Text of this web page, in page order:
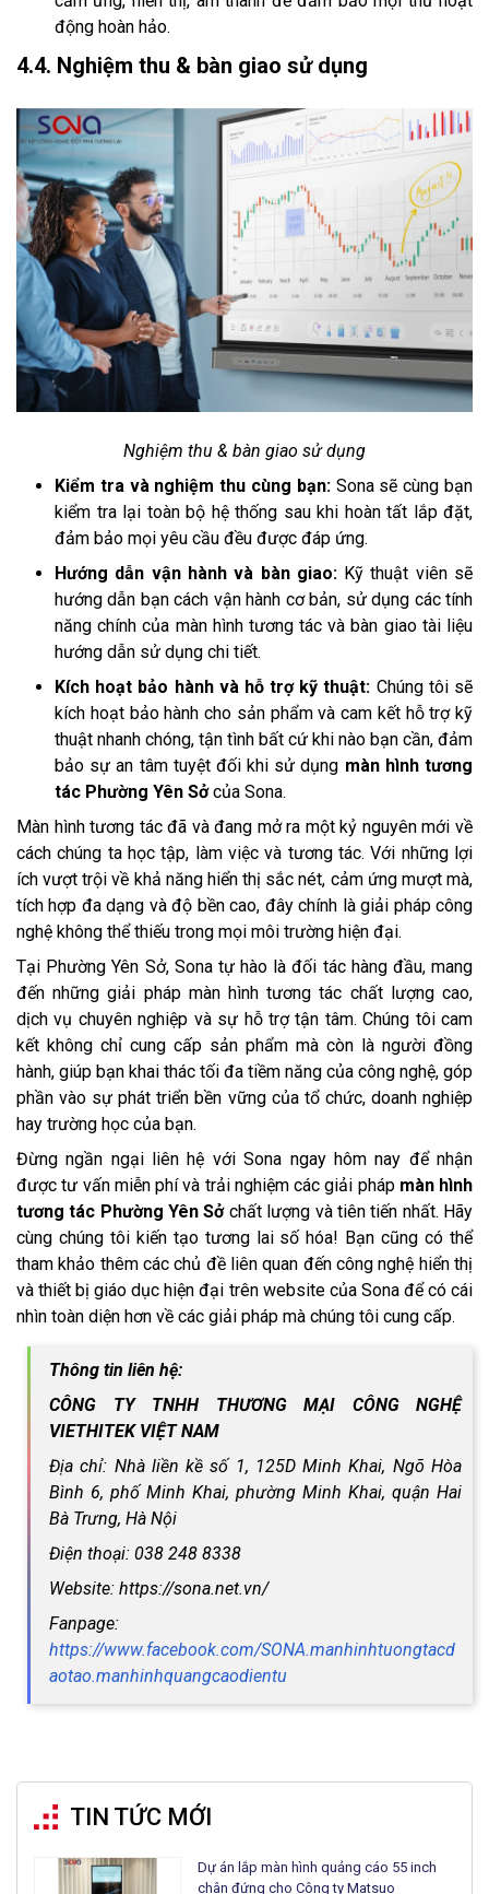
động hoàn hảo.
4.4. Nghiệm thu & bàn giao sử dụng
Nghiệm thu & bàn giao sử dụng
Kiểm tra và nghiệm thu cùng bạn: Sona sẽ cùng bạn
kiểm tra lại toàn bộ hệ thống sau khi hoàn tất lắp đặt,
đảm bảo mọi yêu cầu đều được đáp ứng.
Hướng dẫn vận hành và bàn giao:Kỹ thuật viên sẽ
hướng dẫn bạn cách vận hành cơ bản, sử dụng các tính
năng chính của màn hình tương tác và bàn giao tài liệu
hướng dẫn sử dụng chi tiết.
Kích hoạt bảo hành và hỗ trợ kỹ thuật: Chúng tôi sẽ
kích hoạt bảo hành cho sản phẩm và cam kết hỗ trợ kỹ
thuật nhanh chóng, tận tình bất cứ khi nào bạn cần, đảm
bảo sự an tâm tuyệt đối khi sử dụng màn hình tương
tác Phường Yên Sởcủa Sona.
Màn hình tương tác đã và đang mở ra một kỷ nguyên mới về
cách chúng ta học tập, làm việc và tương tác. Với những lợi
ích vượt trội về khả năng hiển thị sắc nét, cảm ứng mượt mà,
tích hợp đa dạng và độ bền cao, đây chính là giải pháp công
nghệ không thể thiếu trong mọi môi trường hiện đại.
Tại Phường Yên Sở, Sona tự hào là đối tác hàng đầu, mang
đến những giải pháp màn hình tương tác chất lượng cao,
dịch vụ chuyên nghiệp và sự hỗ trợ tận tâm. Chúng tôi cam
kết không chỉ cung cấp sản phẩm mà còn là người đồng
hành, giúp bạn khai thác tối đa tiềm năng của công nghệ, góp
phần vào sự phát triển bền vững của tổ chức, doanh nghiệp
hay trường học của bạn.
Đừng ngần ngại liên hệ với Sona ngay hôm nay để nhận
được tư vấn miễn phí và trải nghiệm các giải phápmàn hình
tương tác Phường Yên Sởchất lượng và tiên tiến nhất. Hãy
cùng chúng tôi kiến tạo tương lai số hóa! Bạn cũng có thể
tham khảo thêm các chủ đề liên quan đến công nghệ hiển thị
và thiết bị giáo dục hiện đại trên website của Sona để có cái
nhìn toàn diện hơn về các giải pháp mà chúng tôi cung cấp.
Thông tin liên hệ:
CÔNG TY TNHH THƯƠNG MẠI CÔNG NGHỆ
VIETHITEK VIỆT NAM
Địa chỉ: Nhà liền kề số 1, 125D Minh Khai, Ngõ Hòa
Bình 6, phố Minh Khai, phường Minh Khai, quận Hai
Bà Trưng, Hà Nội
Điện thoại: 038 248 8338
Website: https://sona.net.vn/
Fanpage:
https://www.facebook.com/SONA.manhinhtuongtacd
aotao.manhinhquangcaodientu
TIN TỨC MỚI
Dự án lắp màn hình quảng cáo 55 inch
chân đứng cho Công ty Matsuo